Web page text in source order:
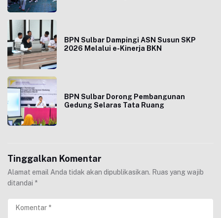
BPN Sulbar Dampingi ASN Susun SKP
2026 Melalui e-Kinerja BKN
BPN Sulbar Dorong Pembangunan
Gedung Selaras Tata Ruang
Tinggalkan Komentar
Alamat email Anda tidak akan dipublikasikan. Ruas yang wajib
ditandai *